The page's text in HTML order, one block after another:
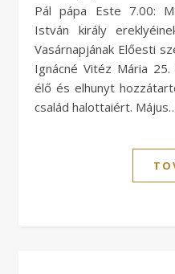
Pál pápa Este 7.00:
István király
Vasárnapjának Előesti
Ignácné Vitéz Mária
élő és elhunyt
család halottaiért.